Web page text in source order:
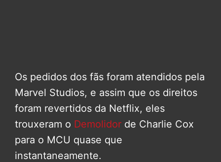
Os pedidos dos fãs foram atendidos pela
Marvel Studios, e assim que os direitos
foram revertidos da Netflix, eles
trouxeram o Demolidor de Charlie Cox
para o MCU quase que
instantaneamente.